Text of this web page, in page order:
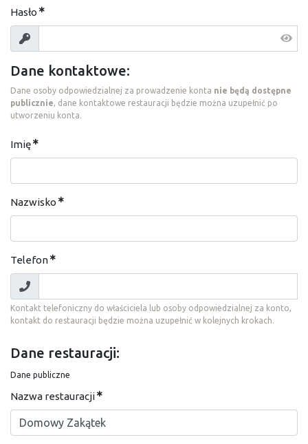
Hasło
Dane kontaktowe:
Dane osoby odpowiedzialnej za prowadzenie konta nie będą dostępne
publicznie, dane kontaktowe restauracji będzie można uzupełnić po
utworzeniu konta.
Imię
Nazwisko
Telefon
Kontakt telefoniczny do właściciela lub osoby odpowiedzialnej za konto,
kontakt do restauracji będzie można uzupełnić w kolejnych krokach.
Dane restauracji:
Dane publiczne
Nazwa restauracji